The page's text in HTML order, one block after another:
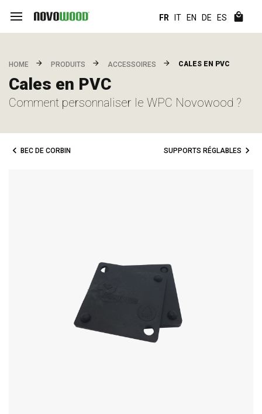
FR IT EN DE ES
HOME PRODUITS ACCESSOIRES CALES EN PVC
Cales en PVC
Comment personnaliser le WPC Novowood ?
BEC DE CORBIN SUPPORTS RÉGLABLES